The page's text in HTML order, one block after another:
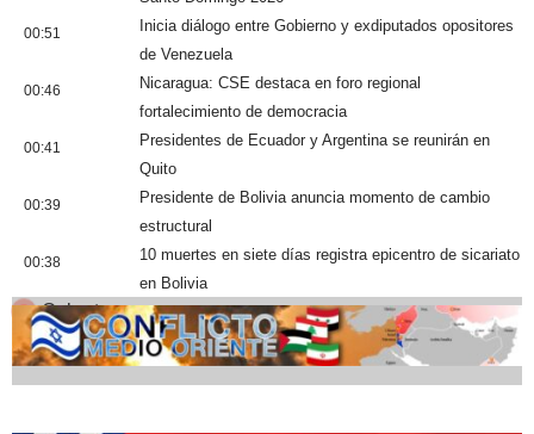
00:51
Inicia diálogo entre Gobierno y exdiputados opositores
de Venezuela
00:46
Nicaragua: CSE destaca en foro regional
fortalecimiento de democracia
00:41
Presidentes de Ecuador y Argentina se reunirán en
Quito
00:39
Presidente de Bolivia anuncia momento de cambio
estructural
00:38
10 muertes en siete días registra epicentro de sicariato
en Bolivia
Cobertura